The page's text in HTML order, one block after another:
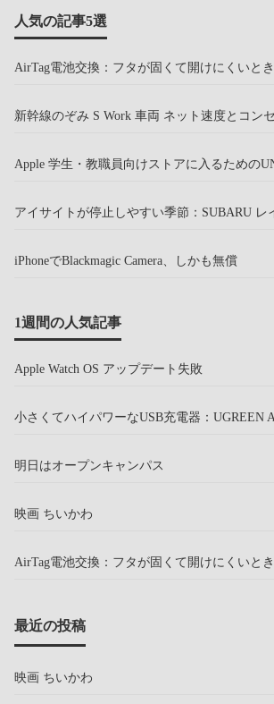
人気の記事5選
AirTag電池交換：フタが固くて開けにくいとき
新幹線のぞみ S Work 車両 ネット速度とコン
Apple 学生・教職員向けストアに入るための
アイサイトが停止しやすい季節：SUBARU レ
iPhoneでBlackmagic Camera、しかも無償
1週間の人気記事
Apple Watch OS アップデート失敗
小さくてハイパワーなUSB充電器：UGREEN
明日はオープンキャンパス
映画 ちいかわ
AirTag電池交換：フタが固くて開けにくいとき
最近の投稿
映画 ちいかわ